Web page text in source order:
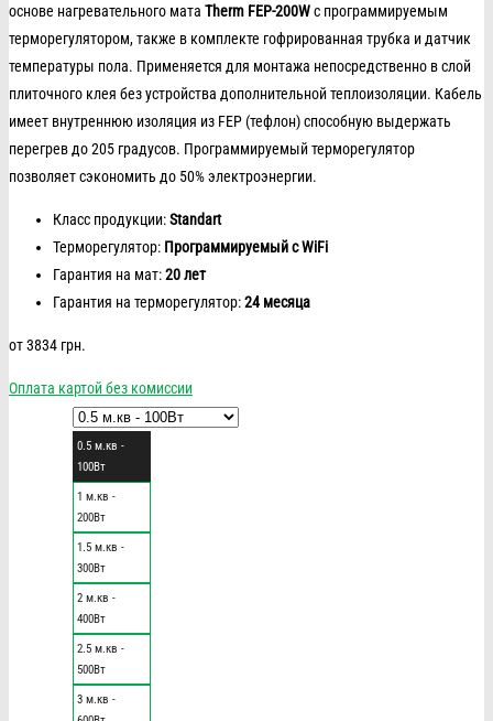
основе нагревательного мата Therm FEP-200Wс программируемым
терморегулятором, также в комплекте гофрированная трубка и датчик
температуры пола. Применяется для монтажа непосредственно в слой
плиточного клея без устройства дополнительной теплоизоляции. Кабель
имеет внутреннюю изоляция из FEP (тефлон) способную выдержать
перегрев до 205 градусов. Программируемый терморегулятор
позволяет сэкономить до 50% электроэнергии.
Класс продукции:Standart
Терморегулятор: Программируемый с WiFi
Гарантия на мат:20 лет
Гарантия на терморегулятор:24 месяца
от3834 грн.
Оплата картой без комиссии
0.5 м.кв -
100Вт
1 м.кв -
200Вт
1.5 м.кв -
300Вт
2 м.кв -
400Вт
2.5 м.кв -
500Вт
3 м.кв -